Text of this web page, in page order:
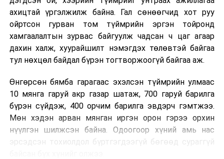
ахицтай үргэлжилж байна. Гал сөнөөгчид хот руу
ойртсон гурван том түймрийн эргэн тойронд
хамгаалалтын зурвас байгуулж чадсан ч цаг агаар
дахин халж, хуурайшилт нэмэгдэх төлөвтэй байгаа
тул нөхцөл байдал бүрэн тогтворжоогүй байгаа аж.
Өнгөрсөн бямба гарагаас эхэлсэн түймрийн улмаас
10 мянга гаруй акр газар шатаж, 700 гаруй барилга
бүрэн сүйдэж, 400 орчим барилга эвдэрч гэмтжээ.
Мөн хэдэн арван мянган иргэн орон гэрээ орхин
нүүлгэн шилжсэн байна. Одоогоор хүний амь нас
эрсэдсэн тохиолдол бүртгэгдээгүй бөгөөд сураггүй